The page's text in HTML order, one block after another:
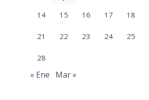
14 15 16 17 18
21 22 23 24 25
28
« Ene Mar »